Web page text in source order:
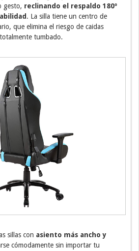
gesto, reclinando el respaldo 180º
. La silla tiene un centro de
que elimina el riesgo de caidas
tumbado.
sillas con asiento más ancho y
cómodamente sin importar tu